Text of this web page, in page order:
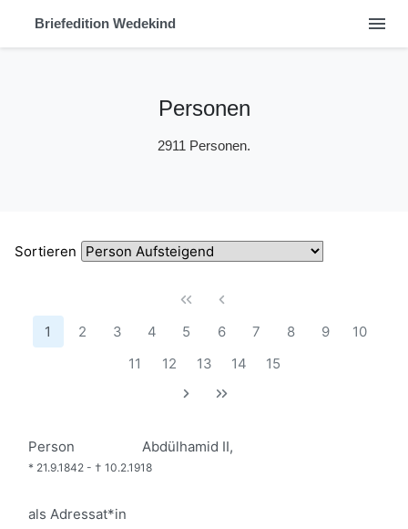
Briefedition Wedekind menu
Personen
2911 Personen.
Sortieren
1 2 3 4 5 6 7 8 9
10
11
12 13 14 15
Person Abdülhamid II,
* 21.9.1842 - † 10.2.1918
als Adressat*in